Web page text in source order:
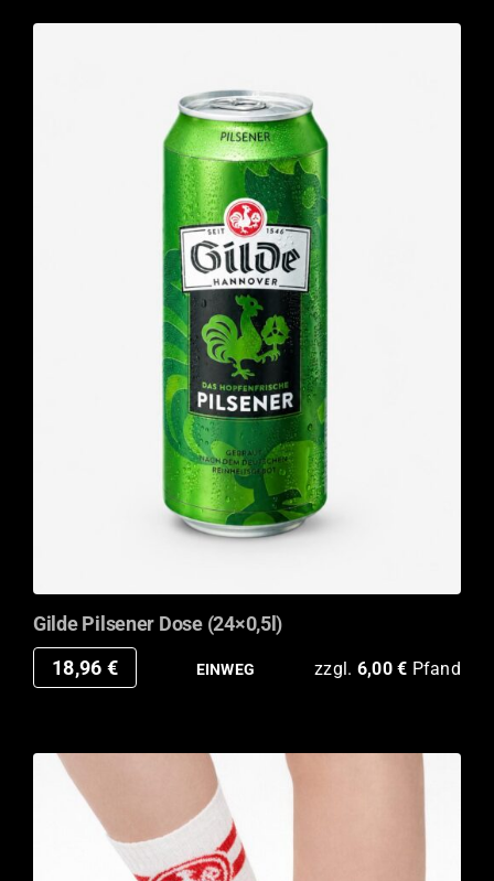
Gilde Pilsener Dose (24×0,5l)
18,96 € EINWEG zzgl. 6,00€ Pfand